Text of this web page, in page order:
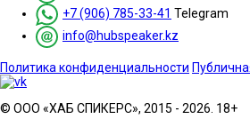
+7 (906) 785-33-41 Telegram
info@hubspeaker.kz
Политика конфиденциальности
© ООО «ХАБ СПИКЕРС», 2015 - 2026. 18+